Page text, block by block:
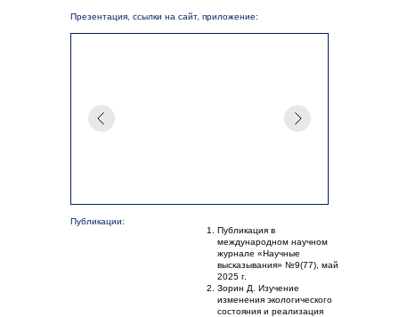
Публикация в
международном научном
журнале «Научные
высказывания» №9(77), май
2025 г.
Зорин Д. Изучение
изменения экологического
состояния и реализация
Публикации:
Презентация, ссылки на сайт, приложение: